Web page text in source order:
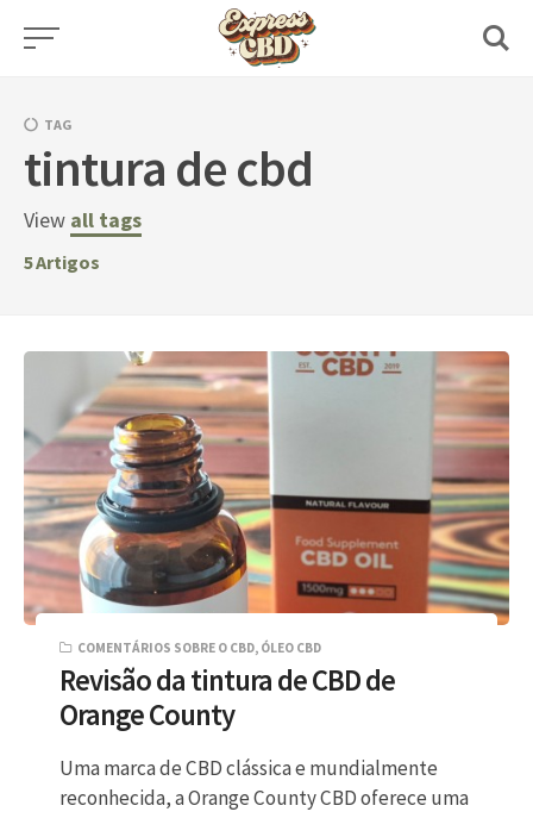
Skip
TAG
tintura de cbd
View all tags
5Artigos
COMENTÁRIOS SOBRE O CBD, ÓLEO CBD
Revisão da tintura de CBD de
Orange County
Uma marca de CBD clássica e mundialmente
reconhecida, a Orange County CBD oferece uma